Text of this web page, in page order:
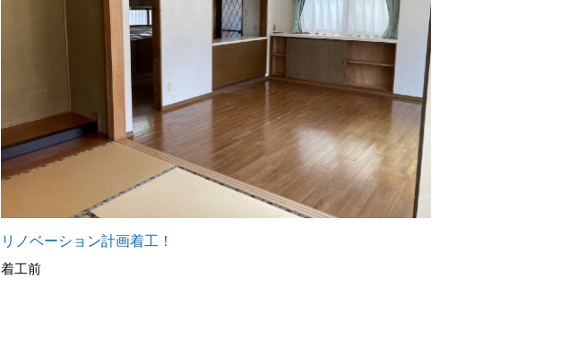
リノベーション計画着工！
着工前